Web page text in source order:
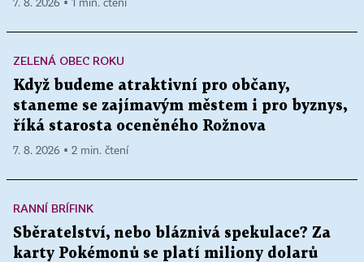
7. 8. 2026 ▪ 1 min. čtení
ZELENÁ OBEC ROKU
Když budeme atraktivní pro občany,
staneme se zajímavým městem i pro byznys,
říká starosta oceněného Rožnova
7. 8. 2026 ▪ 2 min. čtení
RANNÍ BRÍFINK
Sběratelství, nebo bláznivá spekulace? Za
karty Pokémonů se platí miliony dolarů